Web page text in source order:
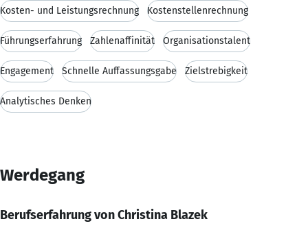
Kosten- und Leistungsrechnung Kostenstellenrechnung
Führungserfahrung Zahlenaffinität Organisationstalent
Engagement Schnelle Auffassungsgabe Zielstrebigkeit
Analytisches Denken
Werdegang
Berufserfahrung von Christina Blazek